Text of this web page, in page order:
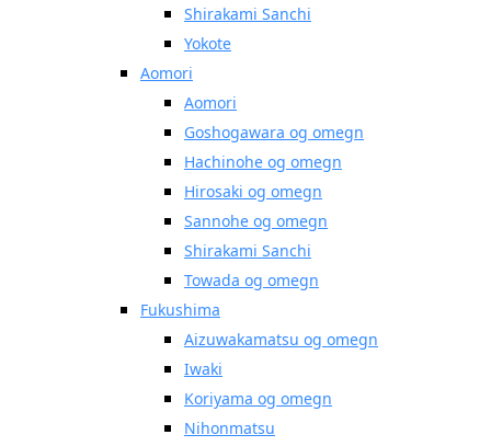
Shirakami Sanchi
Yokote
Aomori
Aomori
Goshogawara og omegn
Hachinohe og omegn
Hirosaki og omegn
Sannohe og omegn
Shirakami Sanchi
Towada og omegn
Fukushima
Aizuwakamatsu og omegn
Iwaki
Koriyama og omegn
Nihonmatsu